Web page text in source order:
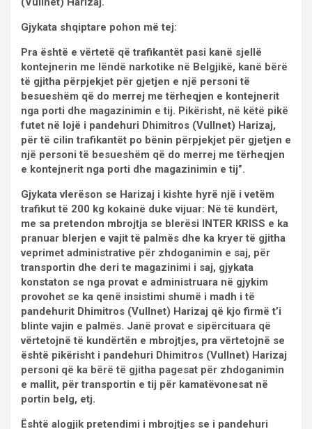
Gjykata shqiptare pohon më tej:
Pra është e vërtetë që trafikantët pasi kanë sjellë
kontejnerin me lëndë narkotike në Belgjikë, kanë bërë
të gjitha përpjekjet për gjetjen e një personi të
besueshëm që do merrej me tërheqjen e kontejnerit
nga porti dhe magazinimin e tij. Pikërisht, në këtë pikë
futet në lojë i pandehuri Dhimitros (Vullnet) Harizaj,
për të cilin trafikantët po bënin përpjekjet për gjetjen e
një personi të besueshëm që do merrej me tërheqjen
e kontejnerit nga porti dhe magazinimin e tij”.
Gjykata vlerëson se Harizaj i kishte hyrë një i vetëm
trafikut të 200 kg kokainë duke vijuar: Në të kundërt,
me sa pretendon mbrojtja se blerësi INTER KRISS e ka
pranuar blerjen e vajit të palmës dhe ka kryer të gjitha
veprimet administrative për zhdoganimin e saj, për
transportin dhe deri te magazinimi i saj, gjykata
konstaton se nga provat e administruara në gjykim
provohet se ka qenë insistimi shumë i madh i të
pandehurit Dhimitros (Vullnet) Harizaj që kjo firmë t’i
blinte vajin e palmës. Janë provat e sipërcituara që
vërtetojnë të kundërtën e mbrojtjes, pra vërtetojnë se
është pikërisht i pandehuri Dhimitros (Vullnet) Harizaj
personi që ka bërë të gjitha pagesat për zhdoganimin
e mallit, për transportin e tij për kamatëvonesat në
portin belg, etj.
Është alogjik pretendimi i mbrojtjes se i pandehuri